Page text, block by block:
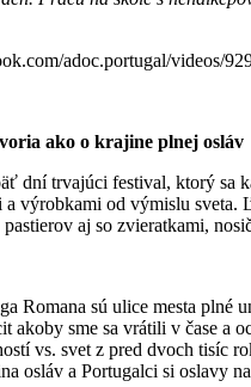
adoc.portugal/videos/
ako o krajine plnej osláv
dní trvajúci festival, ktorý sa
výrobkami od výmislu sveta.
aj so zvieratkami,
Romana sú ulice mesta plné
akoby sme sa vrátili v čase a
vs. svet z pred dvoch tisíc
osláv a Portugalci si oslavy